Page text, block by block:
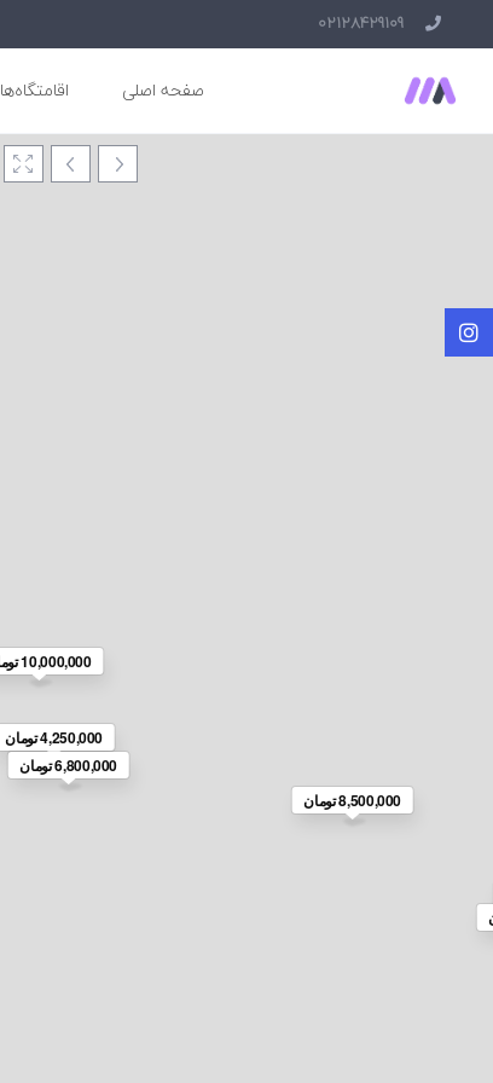
02128429109
صفحه اصلی اقامتگاه‌ها
10,000,000 تومان
4,250,000 تومان
6,800,000 تومان
8,500,000 تومان